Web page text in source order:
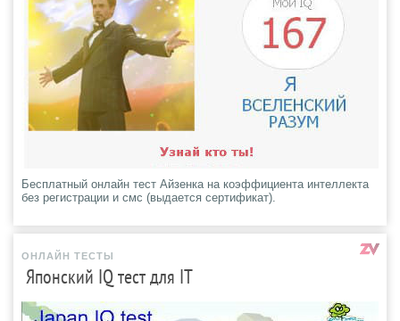
Бесплатный онлайн тест Айзенка на коэффициента интеллекта
без регистрации и смс (выдается сертификат).
ОНЛАЙН ТЕСТЫ
Японский IQ тест для IT